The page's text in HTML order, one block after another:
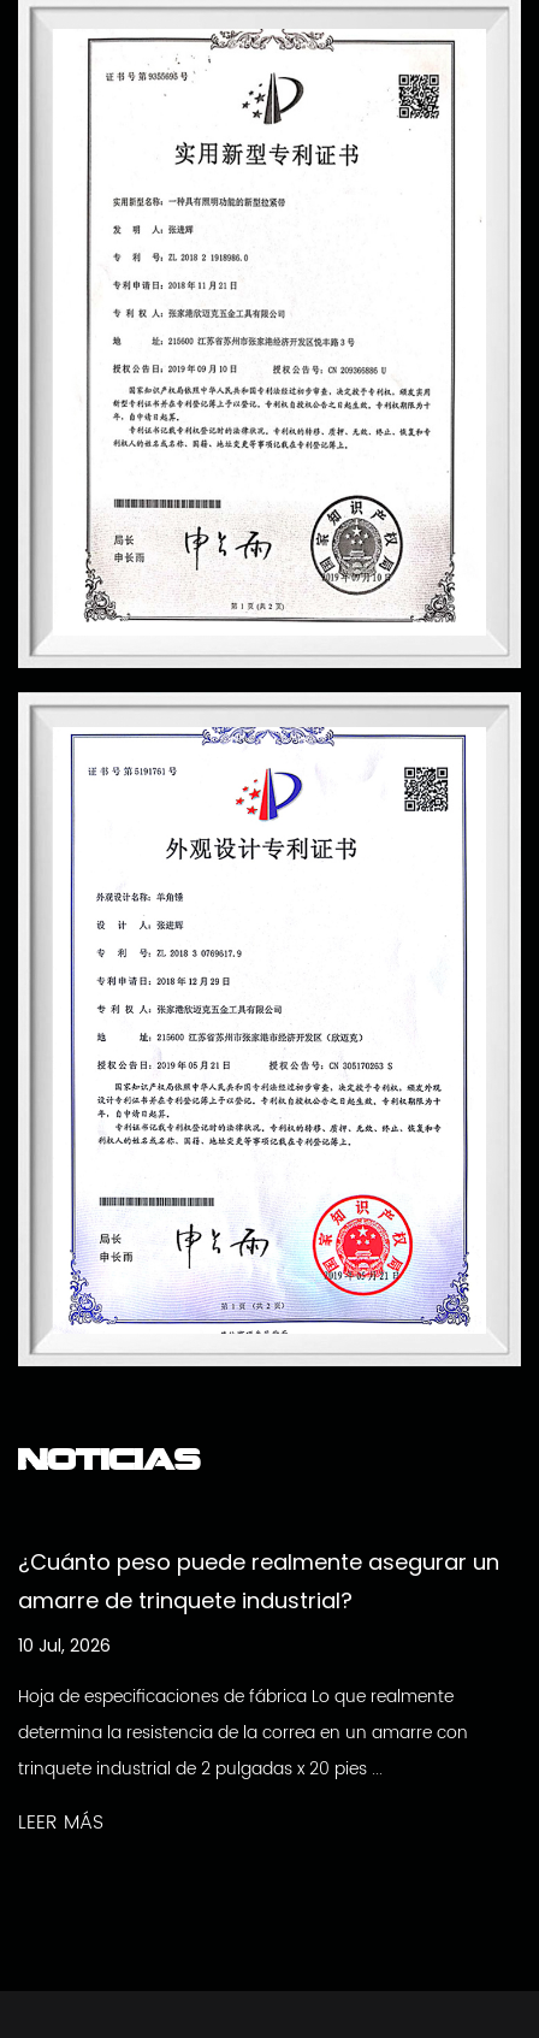
Noticias
¿Cuánto peso puede realmente asegurar un
amarre de trinquete industrial?
10 Jul, 2026
Hoja de especificaciones de fábrica Lo que realmente
determina la resistencia de la correa en un amarre con
trinquete industrial de 2 pulgadas x 20 pies ...
LEER MÁS